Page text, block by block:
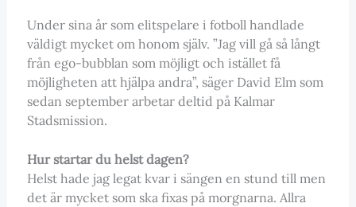
Under sina år som elitspelare i fotboll handlade
väldigt mycket om honom själv. ”Jag vill gå så långt
från ego-bubblan som möjligt och istället få
möjligheten att hjälpa andra”, säger David Elm som
sedan september arbetar deltid på Kalmar
Stadsmission.
Hur startar du helst dagen?
Helst hade jag legat kvar i sängen en stund till men
det är mycket som ska fixas på morgnarna. Allra